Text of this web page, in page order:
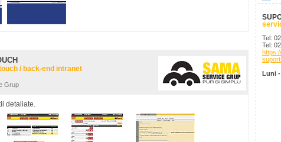
/ back-end intranet
Grup
detaliate.
Tel:
Tel:
Luni